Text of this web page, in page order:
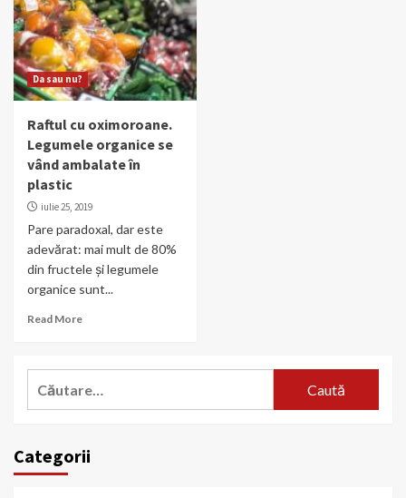
Da sau nu?
Raftul cu oximoroane.
Legumele organice se
vând ambalate în
plastic
iulie 25, 2019
Pare paradoxal, dar este
adevărat: mai mult de 80%
din fructele și legumele
organice sunt...
Read More
Categorii